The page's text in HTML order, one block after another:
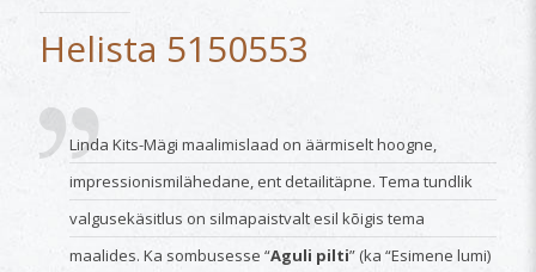
Helista 5150553
Linda Kits-Mägi maalimislaad on äärmiselt hoogne,
impressionismilähedane, ent detailitäpne. Tema tundlik
valgusekäsitlus on silmapaistvalt esil kõigis tema
maalides. Ka sombusesse “Aguli pilti” (ka “Esimene lumi)